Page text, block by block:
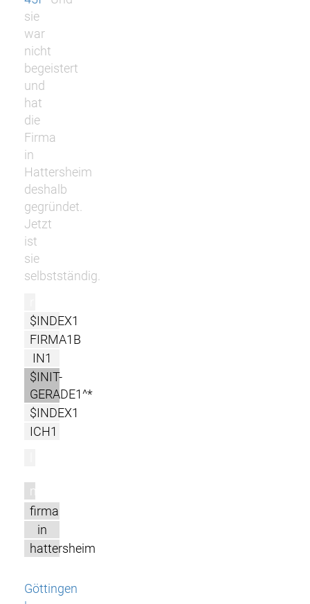
sie
war
nicht
begeistert
und
hat
die
Firma
in
Hattersheim
deshalb
gegründet.
Jetzt
ist
sie
selbstständig.
$INDEX1
FIRMA1B
IN1
$INIT-
GERADE1^*
$INDEX1
ICH1
m
firma
in
hattersheim
Göttingen